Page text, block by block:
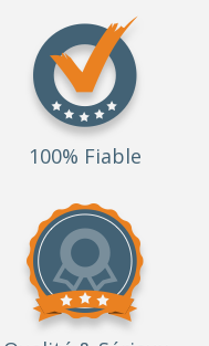
100% Fiable